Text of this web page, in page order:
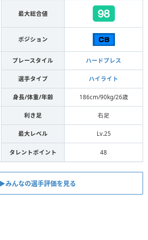
最大総合値
ポジション
プレースタイル ハードプレス
選手タイプ ハイライト
身長/体重/年齢 186cm/90kg/26歳
利き足 右足
最大レベル Lv.25
タレントポイント 48
▶︎みんなの選手評価を見る